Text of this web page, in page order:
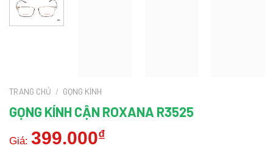
TRANG CHỦ / GỌNG KÍNH
GỌNG KÍNH CẬN ROXANA R3525
Giá: 399.000₫